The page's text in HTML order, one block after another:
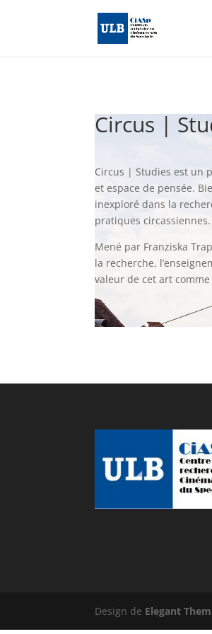
Circus |
Circus | Studies est un
et espace de pensée.
inexploré dans la
pratiques circassiennes.
Mené par Franziska
la recherche,
valeur de cet art
Design de Elegant